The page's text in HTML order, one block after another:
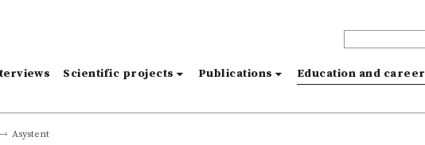
Scientific projects Publications Education and career
Asystent